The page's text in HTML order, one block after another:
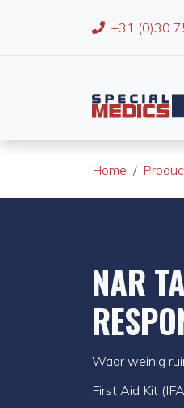
+31 (0)30
Home
NAR
Waar weinig
First Aid Kit